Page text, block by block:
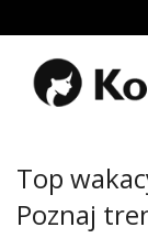
Uroda
Miłość
Rodzina
&
Top
Poznaj